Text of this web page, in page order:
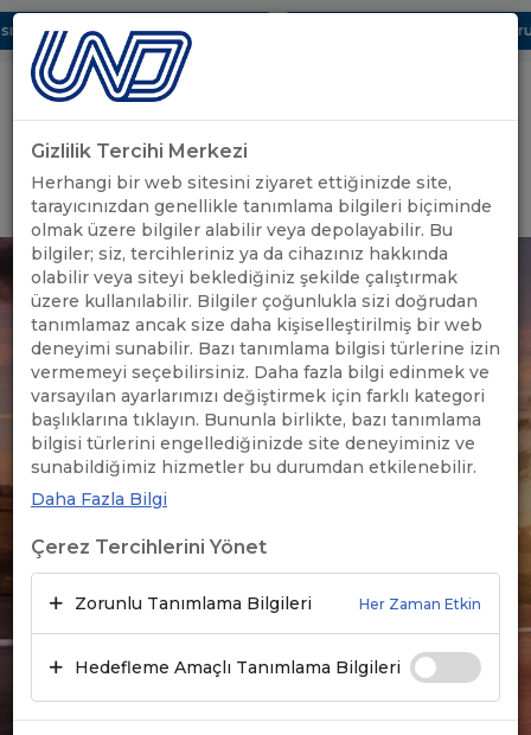
Dijital UBAK Bölümü Hakkında UND, Yunanistan Vize
Uluslararası Nakliyeciler Derneği
GİRİŞ YAP
Gizlilik Tercihi Merkezi
Herhangi bir web sitesini ziyaret ettiğinizde site,
tarayıcınızdan genellikle tanımlama bilgileri biçiminde
olmak üzere bilgiler alabilir veya depolayabilir. Bu
bilgiler; siz, tercihleriniz ya da cihazınız hakkında
olabilir veya siteyi beklediğiniz şekilde çalıştırmak
üzere kullanılabilir. Bilgiler çoğunlukla sizi doğrudan
tanımlamaz ancak size daha kişiselleştirilmiş bir web
deneyimi sunabilir. Bazı tanımlama bilgisi türlerine izin
vermemeyi seçebilirsiniz. Daha fazla bilgi edinmek ve
varsayılan ayarlarımızı değiştirmek için farklı kategori
başlıklarına tıklayın. Bununla birlikte, bazı tanımlama
bilgisi türlerini engellediğinizde site deneyiminiz ve
sunabildiğimiz hizmetler bu durumdan etkilenebilir.
Daha Fazla Bilgi
Çerez Tercihlerini Yönet
Zorunlu Tanımlama Bilgileri Her Zaman Etkin
Hedefleme Amaçlı Tanımlama Bilgileri